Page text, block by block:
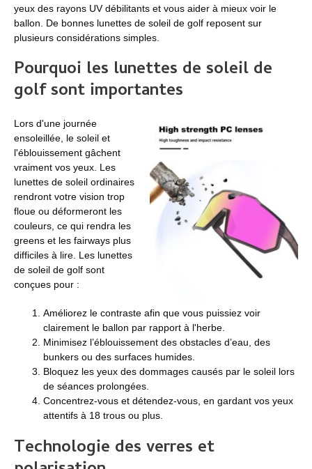
yeux des rayons UV débilitants et vous aider à mieux voir le
ballon. De bonnes lunettes de soleil de golf reposent sur
plusieurs considérations simples.
Pourquoi les lunettes de soleil de
golf sont importantes
Lors d'une journée
ensoleillée, le soleil et
l'éblouissement gâchent
vraiment vos yeux. Les
lunettes de soleil ordinaires
rendront votre vision trop
floue ou déformeront les
couleurs, ce qui rendra les
greens et les fairways plus
difficiles à lire. Les lunettes
de soleil de golf sont
conçues pour :
Améliorez le contraste afin que vous puissiez voir
clairement le ballon par rapport à l'herbe.
Minimisez l’éblouissement des obstacles d’eau, des
bunkers ou des surfaces humides.
Bloquez les yeux des dommages causés par le soleil lors
de séances prolongées.
Concentrez-vous et détendez-vous, en gardant vos yeux
attentifs à 18 trous ou plus.
Technologie des verres et